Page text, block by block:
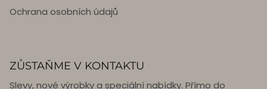
Ochrana osobních údajů
ZŮSTAŇME V KONTAKTU
Slevy, nové výrobky a speciální nabídky. Přímo do